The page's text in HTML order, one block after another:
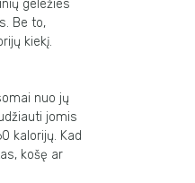
geležies
Be to,
kiekį.
nuo jų
jomis
kalorijų. Kad
košę ar